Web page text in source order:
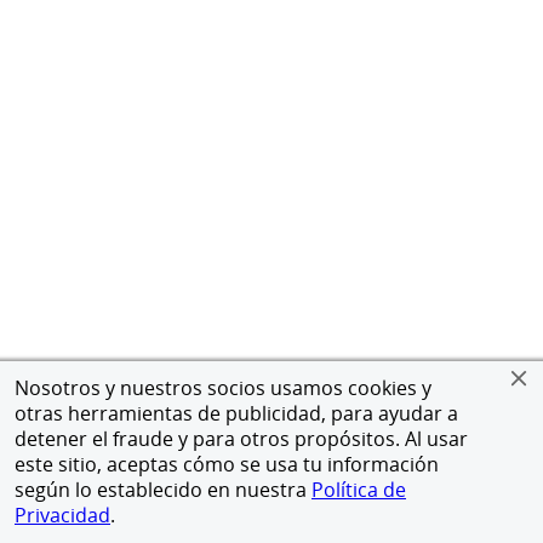
Nosotros y nuestros socios usamos cookies y
otras herramientas de publicidad, para ayudar a
detener el fraude y para otros propósitos. Al usar
este sitio, aceptas cómo se usa tu información
según lo establecido en nuestra Política de
Privacidad.